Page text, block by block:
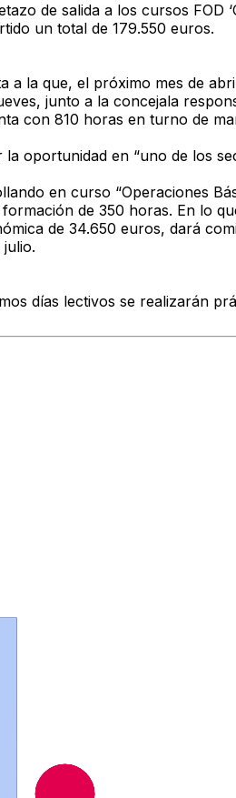
de salida a los cursos FOD
un total de 179.550 euros.
la que, el próximo mes de
junto a la concejala
con 810 horas en turno de
oportunidad en “uno de los
en curso “Operaciones
de 350 horas. En lo
de 34.650 euros, dará
días lectivos se realizarán